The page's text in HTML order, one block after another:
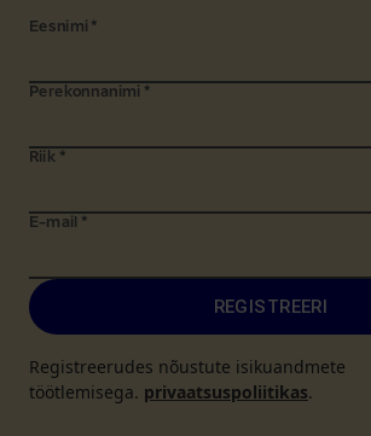
Eesnimi *
Perekonnanimi *
Riik *
E-mail *
REGISTREERI
Registreerudes nõustute isikuandmete
töötlemisega. privaatsuspoliitikas.